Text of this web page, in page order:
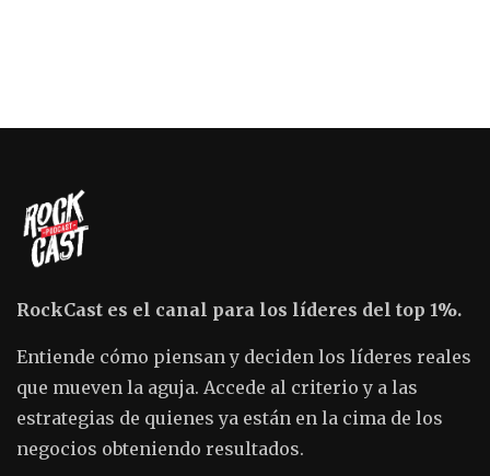
RockCast es el canal para los líderes del top 1%.
Entiende cómo piensan y deciden los líderes reales
que mueven la aguja. Accede al criterio y a las
estrategias de quienes ya están en la cima de los
negocios obteniendo resultados.